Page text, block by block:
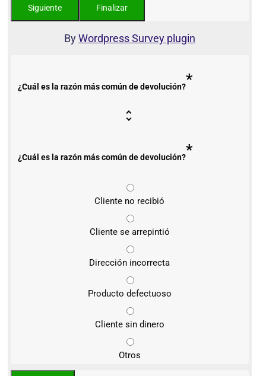
ByWordpress Survey plugin
¿Cuál es la razón más común de devolución?*
¿Cuál es la razón más común de devolución?*
Cliente no recibió
Cliente se arrepintió
Dirección incorrecta
Producto defectuoso
Cliente sin dinero
Otros